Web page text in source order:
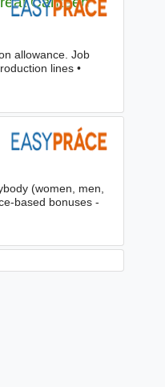
allowance. Job
lines •
(women, men,
based bonuses -